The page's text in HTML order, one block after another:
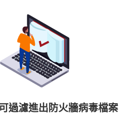
過濾進出防火牆病毒檔案